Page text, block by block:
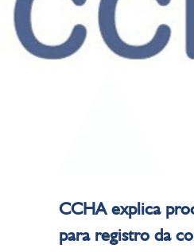
CCHA explica
para registro da